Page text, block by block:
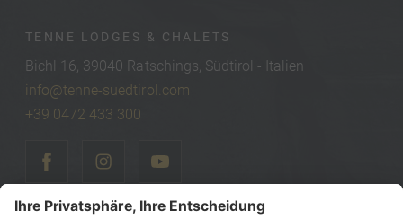
TENNE LODGES & CHALETS
Bichl 16, 39040 Ratschings, Südtirol - Italien
info@tenne-suedtirol.com
+39 0472 433 300